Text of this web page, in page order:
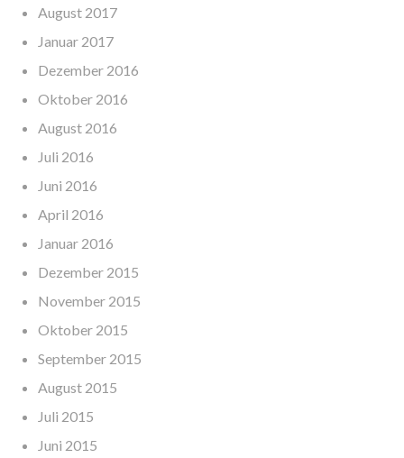
August 2017
Januar 2017
Dezember 2016
Oktober 2016
August 2016
Juli 2016
Juni 2016
April 2016
Januar 2016
Dezember 2015
November 2015
Oktober 2015
September 2015
August 2015
Juli 2015
Juni 2015